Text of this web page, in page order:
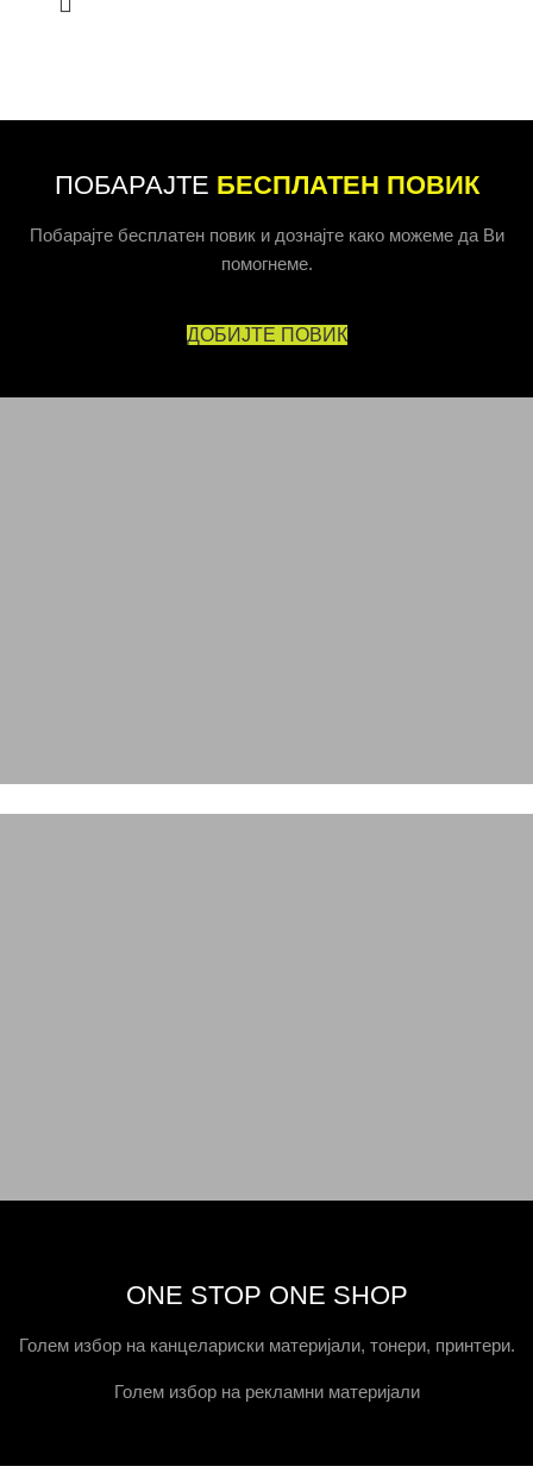
ПОБАРАЈТЕ БЕСПЛАТЕН ПОВИК
Побарајте бесплатен повик и дознајте како можеме да Ви
помогнеме.
ДОБИЈТЕ ПОВИК
ONE STOP ONE SHOP
Голем избор на канцелариски материјали, тонери, принтери.
Голем избор на рекламни материјали